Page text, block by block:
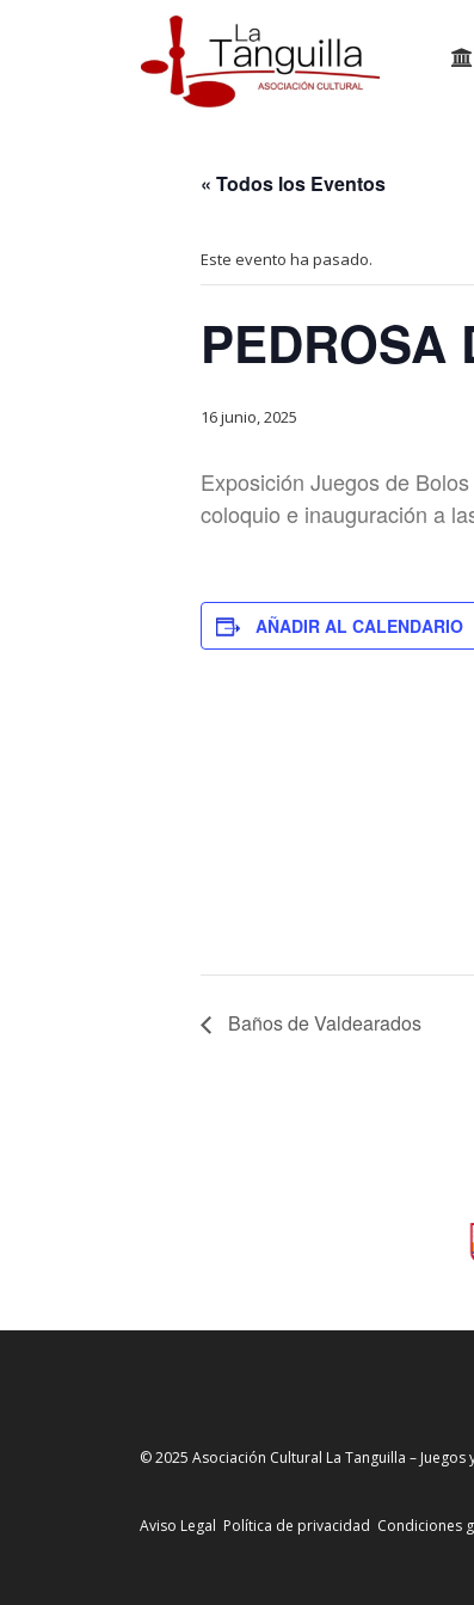
« Todos los Eventos
Este evento ha pasado.
PEDROSA
16 junio, 2025
Exposición Juegos de
coloquio e inauguración a
AÑADIR AL CALENDARIO
Baños de Valdearados
© 2025 Asociación Cultural La Tanguilla –
Aviso Legal Política de privacidad Condiciones